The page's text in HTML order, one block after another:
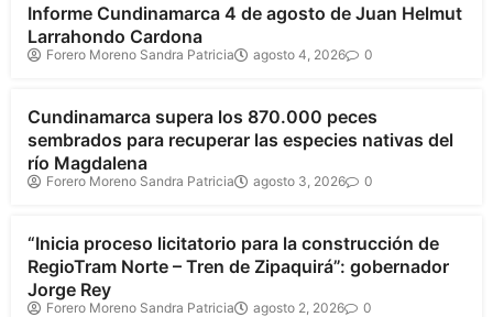
Informe Cundinamarca 4 de agosto de Juan Helmut
Larrahondo Cardona
Forero Moreno Sandra Patricia agosto 4, 2026 0
Cundinamarca
Cundinamarca supera los 870.000 peces
sembrados para recuperar las especies nativas del
río Magdalena
Forero Moreno Sandra Patricia agosto 3, 2026 0
Cundinamarca
“Inicia proceso licitatorio para la construcción de
RegioTram Norte – Tren de Zipaquirá”: gobernador
Jorge Rey
Forero Moreno Sandra Patricia agosto 2, 2026 0